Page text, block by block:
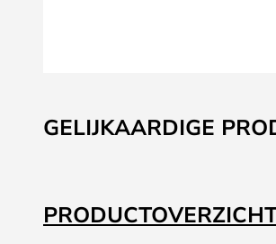
naar
het
de
afbeeldingen-
GELIJKAARDIGE